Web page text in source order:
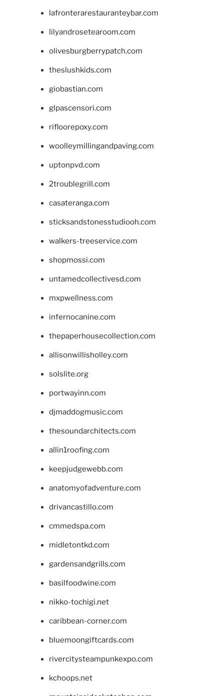
lafronterarestauranteybar.com
lilyandrosetearoom.com
olivesburgberrypatch.com
theslushkids.com
giobastian.com
glpascensori.com
rifloorepoxy.com
woolleymillingandpaving.com
uptonpvd.com
2troublegrill.com
casateranga.com
sticksandstonesstudiooh.com
walkers-treeservice.com
shopmossi.com
untamedcollectivesd.com
mxpwellness.com
infernocanine.com
thepaperhousecollection.com
allisonwillisholley.com
solslite.org
portwayinn.com
djmaddogmusic.com
thesoundarchitects.com
allin1roofing.com
keepjudgewebb.com
anatomyofadventure.com
drivancastillo.com
cmmedspa.com
midletontkd.com
gardensandgrills.com
basilfoodwine.com
nikko-tochigi.net
caribbean-corner.com
bluemoongiftcards.com
rivercitysteampunkexpo.com
kchoops.net